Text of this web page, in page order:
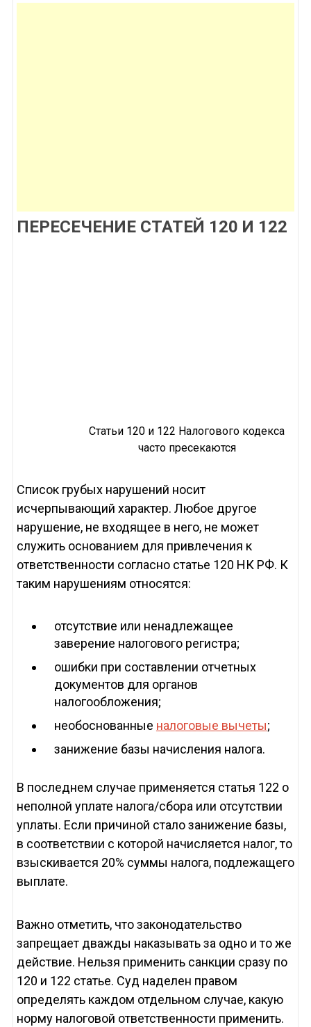
ПЕРЕСЕЧЕНИЕ СТАТЕЙ 120 И 122
Статьи 120 и 122 Налогового кодекса
часто пресекаются
Список грубых нарушений носит
исчерпывающий характер. Любое другое
нарушение, не входящее в него, не может
служить основанием для привлечения к
ответственности согласно статье 120 НК РФ. К
таким нарушениям относятся:
отсутствие или ненадлежащее
заверение налогового регистра;
ошибки при составлении отчетных
документов для органов
налогообложения;
необоснованные налоговые вычеты;
занижение базы начисления налога.
В последнем случае применяется статья 122 о
неполной уплате налога/сбора или отсутствии
уплаты. Если причиной стало занижение базы,
в соответствии с которой начисляется налог, то
взыскивается 20% суммы налога, подлежащего
выплате.
Важно отметить, что законодательство
запрещает дважды наказывать за одно и то же
действие. Нельзя применить санкции сразу по
120 и 122 статье. Суд наделен правом
определять каждом отдельном случае, какую
норму налоговой ответственности применить.